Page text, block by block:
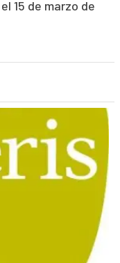
15 de marzo de